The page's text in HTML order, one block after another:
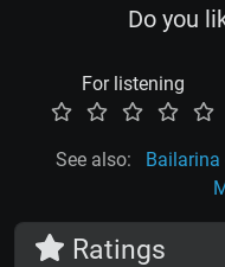
Do you
For listening
See also:
Ratings